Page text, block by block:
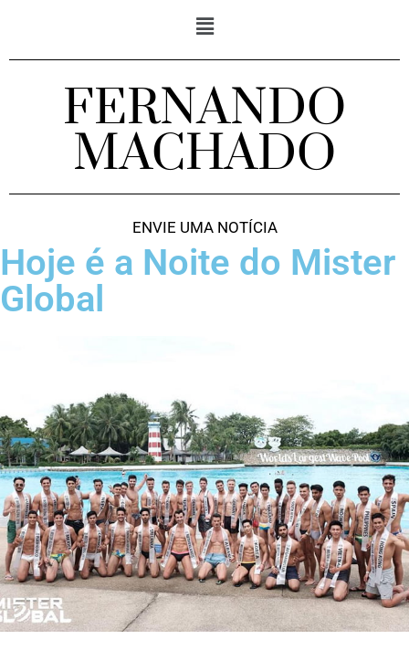
FERNANDO
MACHADO
ENVIE UMA NOTÍCIA
Hoje é a Noite do Mister
Global